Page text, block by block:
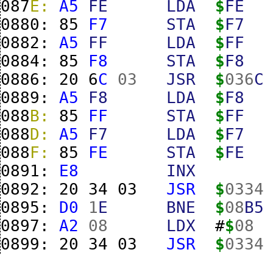
087E: A5 FE LDA $FE
0880:
85 F7 STA $F7
0882:
A5 FF LDA $FF
0884:
85 F8 STA $F8
0886:
20 6C 03 JSR $036C
0889:
A5 F8 LDA $F8
088B: 85 FF STA $FF
088D: A5 F7 LDA $F7
088F: 85 FE STA $FE
0891:
E8
INX
0892:
20 34 03 JSR $0334
0895:
D0 1E BNE $08B5
0897:
A2 08 LDX #$08
0899:
20 34 03 JSR $0334